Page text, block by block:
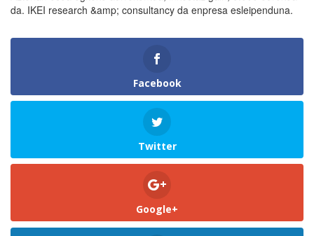
da. IKEI research &amp; consultancy da enpresa esleipenduna.
Facebook
Twitter
Google+